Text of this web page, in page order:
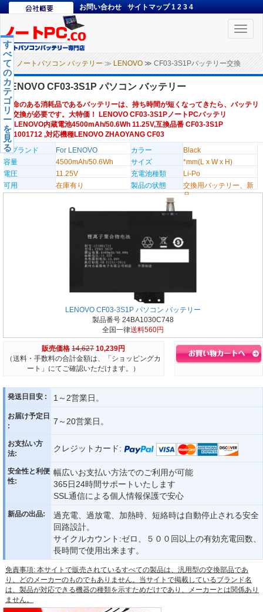
お問い合わせ サイトマップ 1 2 3 4
Toggle
ノートパソコン バッテリー ≫ LENOVO ≫ CF03-3S1Pバッテリー交換
す
べ
て
の
カ
テ
ゴ
リ
ー
を
見
る
LENOVO CF03-3S1P パソコン バッテリー
寿命のある消耗品であるバッテリーは、持ち時間が短くなってきたら、バッテリ
ー交換が必要です。大特価！ LENOVO CF03-3S1PノートPCバッテリ
ー,LENOVO内蔵電池4500mAh/50.6Wh 11.25V,互換品番 CF03-3S1P
121001712 ,対応機種LENOVO ZHAOYANG CF03
のブランド
For LENOVO カラー
Black
容量
4500mAh/50.6Wh サイズ
*mm(L x W x H)
電圧
11.25V 充電池種類
Li-Po
可用
在庫有り 製品の状態
交換用バッテリー、新
品
LENOVO CF03-3S1P パソコン バッテリー
製品番号 24BA1030C748
全国一律送料560円
販売価格 14,627 10,239円
（送料・手数料の合計金額は、「ショッピングカ
ート」にてご確認いただけます。）
発送日目安 : 1～2営業日。
お届け予定日
:
7～20営業日。
お支払い方
法:
クレジットカード:
安全性と利便
性:
幅広いお支払い方法でのご利用が可能
365日24時間サポートいたします
SSL通信による個人情報保護で安心
新品の出品:
過充電、過放電、加熱時、短絡時は自動停止される安全
回路設計。
サイクルカウント:ゼロ、５００回以上の有効充電回数、
長時間で使用出来ます。
免責事項: 本サイトで販売されているすべての製品は、汎用型の交換部品であ
り、どのメーカーのものでもありません。当サイトで掲載しているブランド名
は、製品が対応できる機器の種類を示すためだけであり、メーカーとは関係あり
ません。